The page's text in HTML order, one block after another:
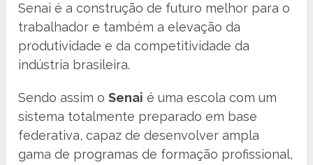
Senai é a construção de futuro melhor para o
trabalhador e também a elevação da
produtividade e da competitividade da
indústria brasileira.
Sendo assim oSenai é uma escola com um
sistema totalmente preparado em base
federativa, capaz de desenvolver ampla
gama de programas de formação profissional,